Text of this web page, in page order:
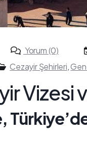
Yorum (0)
Cezayir Şehirleri,
Vizesi